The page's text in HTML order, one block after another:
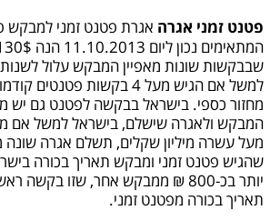
פטנט זמני אגרה אגרת פטנט זמני למבקש
שבבקשות שונות מאפיין המבקש עלול
למשל אם הגיש מעל 4 בקשות
מחזור כספי. בישראל בבקשה לפטנט גם יש
המבקש ולאגרה שישלם, בישראל למשל אם
מעל עשרה מיליון שקלים, תשלם אגרה שונה
שהגיש פטנט זמני ומבקש תאריך בכורה
יותר בכ-800 ₪ ממבקש אחר, שזו
תאריך בכורה מפטנט זמני.